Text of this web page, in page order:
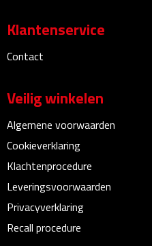
Bureau onderleggers
Bureau organizers
Bureausets
Bureau ventilatoren
Boekenleggers
Briefopeners
Gummen
Klantenservice
Contact
Veilig winkelen
Algemene voorwaarden
Cookieverklaring
Klachtenprocedure
Leveringsvoorwaarden
Privacyverklaring
Recall procedure